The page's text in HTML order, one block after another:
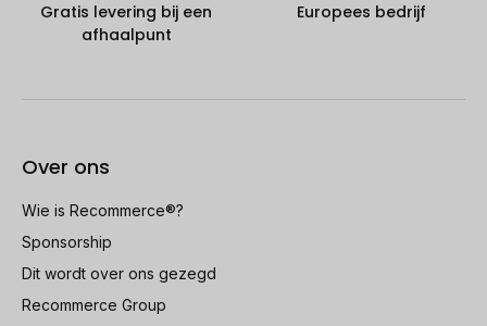
Gratis levering bij een
afhaalpunt
Europees bedrijf
Over ons
Wie is Recommerce®?
Sponsorship
Dit wordt over ons gezegd
Recommerce Group